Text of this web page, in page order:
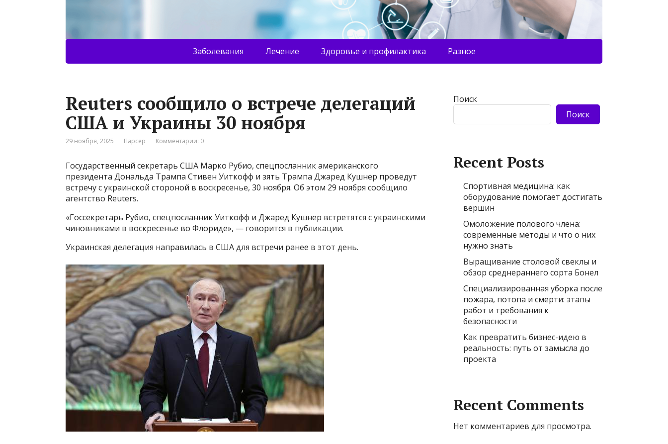
Заболевания Лечение Здоровье и профилактика Разное
Reuters сообщило о встрече делегаций
США и Украины 30 ноября
29 ноября, 2025 Парсер Комментарии: 0
Государственный секретарь США Марко Рубио, спецпосланник американского
президента Дональда Трампа Стивен Уиткофф и зять Трампа Джаред Кушнер проведут
встречу с украинской стороной в воскресенье, 30 ноября. Об этом 29 ноября сообщило
агентство Reuters.
«Госсекретарь Рубио, спецпосланник Уиткофф и Джаред Кушнер встретятся с украинскими
чиновниками в воскресенье во Флориде», — говорится в публикации.
Украинская делегация направилась в США для встречи ранее в этот день.
Поиск
Поиск
Recent Posts
Спортивная медицина: как
оборудование помогает достигать
вершин
Омоложение полового члена:
современные методы и что о них
нужно знать
Выращивание столовой свеклы и
обзор среднераннего сорта Бонел
Специализированная уборка после
пожара, потопа и смерти: этапы
работ и требования к
безопасности
Как превратить бизнес-идею в
реальность: путь от замысла до
проекта
Recent Comments
Нет комментариев для просмотра.